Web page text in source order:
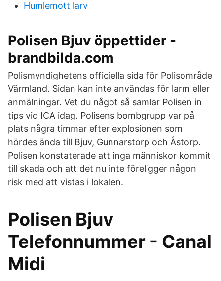
Humlemott larv
Polisen Bjuv öppettider -
brandbilda.com
Polismyndighetens officiella sida för Polisområde
Värmland. Sidan kan inte användas för larm eller
anmälningar. Vet du något så samlar Polisen in
tips vid ICA idag. Polisens bombgrupp var på
plats några timmar efter explosionen som
hördes ända till Bjuv, Gunnarstorp och Åstorp.
Polisen konstaterade att inga människor kommit
till skada och att det nu inte föreligger någon
risk med att vistas i lokalen.
Polisen Bjuv
Telefonnummer - Canal
Midi